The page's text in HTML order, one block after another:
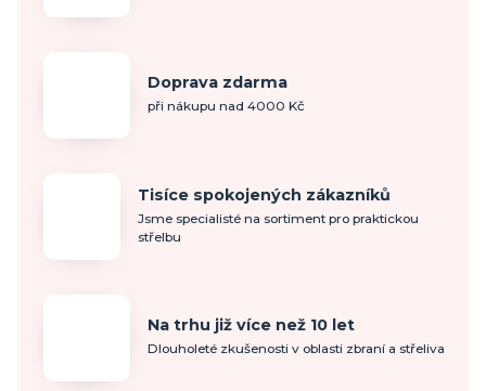
Doprava zdarma
při nákupu nad 4000 Kč
Tisíce spokojených zákazníků
Jsme specialisté na sortiment pro praktickou
střelbu
Na trhu již více než 10 let
Dlouholeté zkušenosti v oblasti zbraní a střeliva